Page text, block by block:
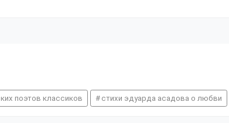
поэтов классиков стихи эдуарда асадова о любви